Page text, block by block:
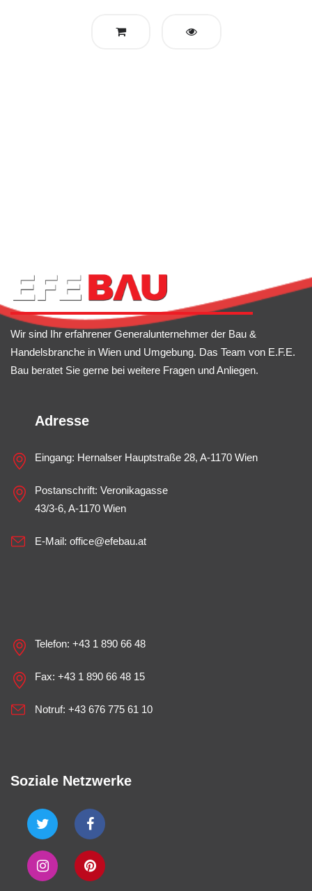
Wir sind Ihr erfahrener Generalunternehmer der Bau &
Handelsbranche in Wien und Umgebung. Das Team von E.F.E.
Bau beratet Sie gerne bei weitere Fragen und Anliegen.
Adresse
Eingang: Hernalser Hauptstraße 28, A-1170 Wien
Postanschrift: Veronikagasse
43/3-6, A-1170 Wien
E-Mail: office@efebau.at
Telefon: +43 1 890 66 48
Fax: +43 1 890 66 48 15
Notruf: +43 676 775 61 10
Soziale Netzwerke